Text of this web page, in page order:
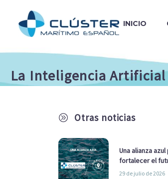
INICIO
La Inteligencia Artificial
A Otras noticias
Una alianza azul
fortalecer el
sector marítimo
29 de julio de 2026